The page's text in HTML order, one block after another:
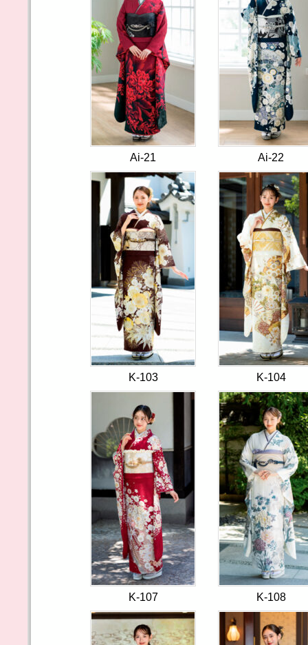
Ai-21 Ai-22
K-103 K-104
K-107 K-108